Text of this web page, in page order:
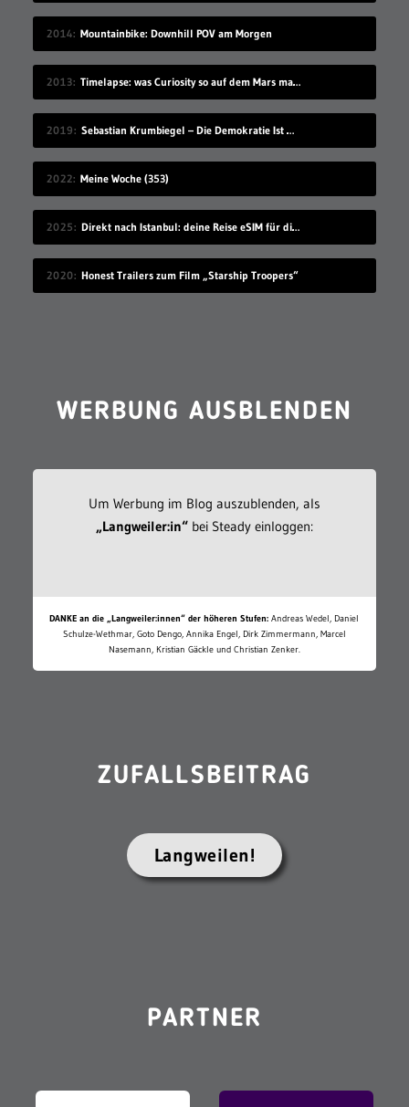
2014 Mountainbike: Downhill POV am Morgen
2013 Timelapse: was Curiosity so auf dem Mars macht
2019 Sebastian Krumbiegel – Die Demokratie Ist Weiblich
2022 Meine Woche (353)
2025 Direkt nach Istanbul: deine Reise eSIM für die Türkei
2020 Honest Trailers zum Film „Starship Troopers“
WERBUNG AUSBLENDEN
Um Werbung im Blog auszublenden, als
„Langweiler:in“bei Steady einloggen:
DANKE an die „Langweiler:innen“ der höheren Stufen: Andreas Wedel, Daniel
Schulze-Wethmar, Goto Dengo, Annika Engel, Dirk Zimmermann, Marcel
Nasemann, Kristian Gäckle und Christian Zenker.
ZUFALLSBEITRAG
Langweilen!
PARTNER